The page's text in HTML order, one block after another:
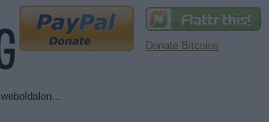
Donate Bitcoins